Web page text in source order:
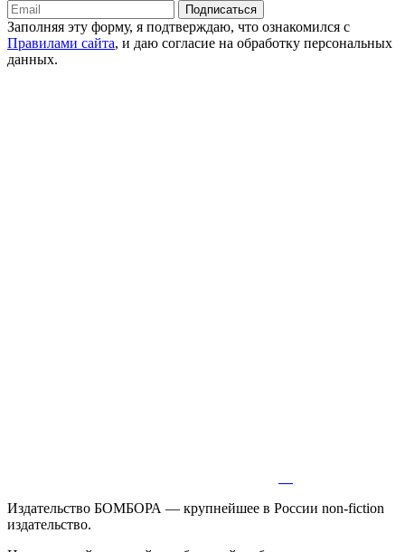
Подписаться
Заполняя эту форму, я подтверждаю, что ознакомился с
Правилами сайта, и даю согласие на обработку персональных
данных.
Издательство БОМБОРА — крупнейшее в России non-fiction
издательство.